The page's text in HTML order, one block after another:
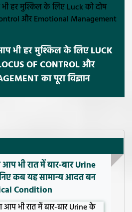
भी हर मुश्किल के लिए LUCK
OF CONTROL और
का पूरा विज्ञान
भी रात में बार-बार Urine
कब यह सामान्य आदत बन
Condition